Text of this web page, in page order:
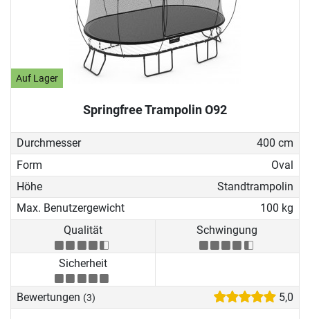
Auf Lager
Springfree Trampolin O92
Durchmesser
400 cm
Form
Oval
Höhe
Standtrampolin
Max. Benutzergewicht
100 kg
Qualität
Schwingung
Sicherheit
Bewertungen (3) 5,0